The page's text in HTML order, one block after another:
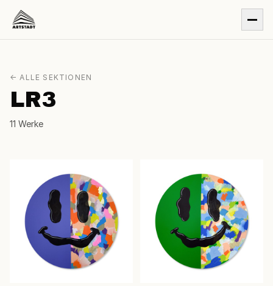
← ALLE SEKTIONEN
LR3
11 Werke